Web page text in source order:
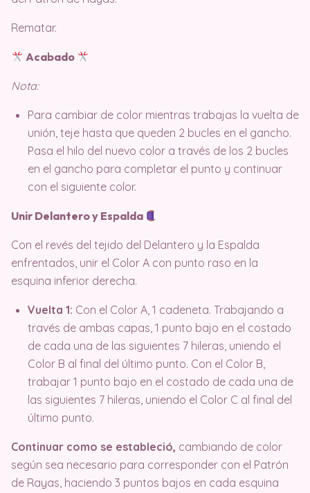
Rematar.
Acabado
Nota:
Para cambiar de color mientras trabajas la vuelta de
unión, teje hasta que queden 2 bucles en el gancho.
Pasa el hilo del nuevo color a través de los 2 bucles
en el gancho para completar el punto y continuar
con el siguiente color.
Unir Delantero y Espalda
Con el revés del tejido del Delantero y la Espalda
enfrentados, unir el Color A con punto raso en la
esquina inferior derecha.
Vuelta 1: Con el Color A, 1 cadeneta. Trabajando a
través de ambas capas, 1 punto bajo en el costado
de cada una de las siguientes 7 hileras, uniendo el
Color B al final del último punto. Con el Color B,
trabajar 1 punto bajo en el costado de cada una de
las siguientes 7 hileras, uniendo el Color C al final del
último punto.
Continuar como se estableció, cambiando de color
según sea necesario para corresponder con el Patrón
de Rayas, haciendo 3 puntos bajos en cada esquina